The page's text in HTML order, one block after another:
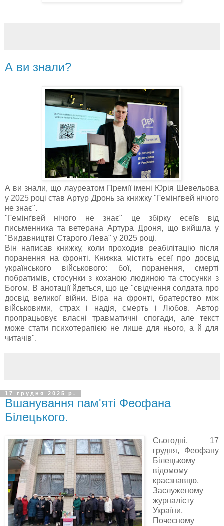
А ви знали?
А ви знали, що лауреатом Премії імені Юрія Шевельова
у 2025 році став Артур Дронь за книжку "Гемінґвей нічого
не знає".
"Гемінґвей нічого не знає" це збірку есеїв від
письменника та ветерана Артура Дроня, що вийшла у
"Видавництві Старого Лева" у 2025 році.
Він написав книжку, коли проходив реабілітацію після
поранення на фронті. Книжка містить есеї про досвід
українського військового: бої, поранення, смерті
побратимів, стосунки з коханою людиною та стосунки з
Богом. В анотації йдеться, що це "свідчення солдата про
досвід великої війни. Віра на фронті, братерство між
військовими, страх і надія, смерть і Любов. Автор
пропрацьовує власні травматичні спогади, але текст
може стати психотерапією не лише для нього, а й для
читачів".
17 грудня 2025 р.
Вшанування пам'яті Феофана
Білецького.
Сьогодні, 17
грудня, Феофану
Білецькому
відомому
краєзнавцю,
Заслуженому
журналісту
України,
Почесному